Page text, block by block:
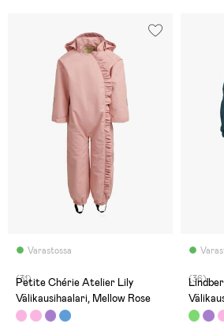
Varastossa
(31)
Petite Chérie Atelier Lily
Välikausihaalari, Mellow Rose
(36)